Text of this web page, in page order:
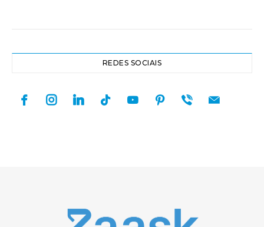
REDES SOCIAIS
facebookinstagramlinkedintiktok youtubepinterest
viber mail